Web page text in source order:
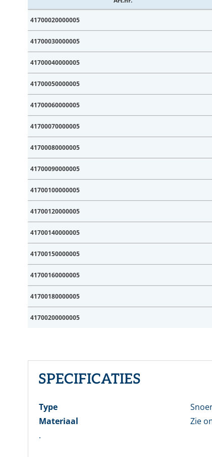
41700020000005
41700030000005
41700040000005
41700050000005
41700060000005
41700070000005
41700080000005
41700090000005
41700100000005
41700120000005
41700140000005
41700150000005
41700160000005
41700180000005
41700200000005
SPECIFICATIES
Type
Materiaal
Zie
.